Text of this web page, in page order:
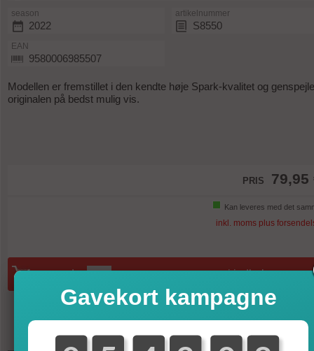
season
2022
artikelnummer
S8550
EAN
9580006985507
Modellen er fremstillet i den kendte høje Spark-kvalitet og
originalen på bedst mulig vis.
PRIS 79,95
Kan leveres med det
inkl. moms plus
mængde: i indkøbsvognen
Gavekort kampagne